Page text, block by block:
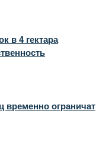
в 4 гектара
временно ограничат